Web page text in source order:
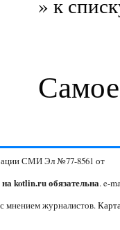
СМИ Эл №77-8561 от
kotlin.ru обязательна. e-
мнением журналистов.